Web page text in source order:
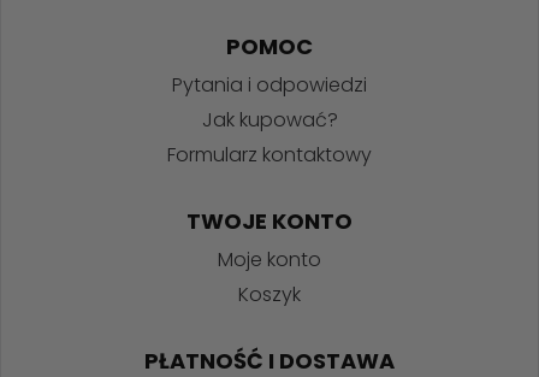
POMOC
Pytania i odpowiedzi
Jak kupować?
Formularz kontaktowy
TWOJE KONTO
Moje konto
Koszyk
PŁATNOŚĆ I DOSTAWA